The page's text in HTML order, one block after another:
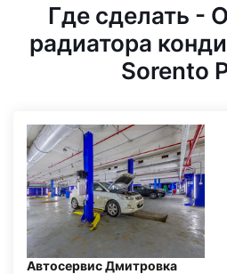
Где сделать -
радиатора
Sorento
Автосервис Дмитровка